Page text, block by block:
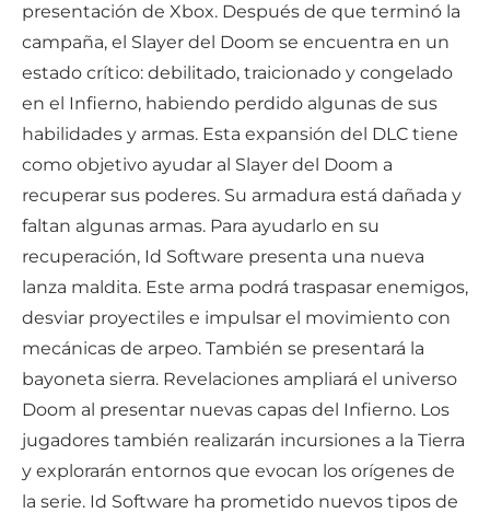
presentación de Xbox. Después de que terminó la
campaña, el Slayer del Doom se encuentra en un
estado crítico: debilitado, traicionado y congelado
en el Infierno, habiendo perdido algunas de sus
habilidades y armas. Esta expansión del DLC tiene
como objetivo ayudar al Slayer del Doom a
recuperar sus poderes. Su armadura está dañada y
faltan algunas armas. Para ayudarlo en su
recuperación, Id Software presenta una nueva
lanza maldita. Este arma podrá traspasar enemigos,
desviar proyectiles e impulsar el movimiento con
mecánicas de arpeo. También se presentará la
bayoneta sierra. Revelaciones ampliará el universo
Doom al presentar nuevas capas del Infierno. Los
jugadores también realizarán incursiones a la Tierra
y explorarán entornos que evocan los orígenes de
la serie. Id Software ha prometido nuevos tipos de